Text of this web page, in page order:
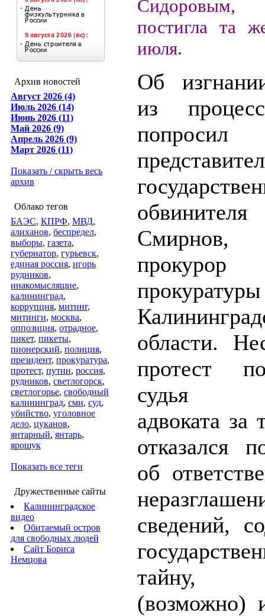
Архив новостей
Август 2026 (4)
Июль 2026 (14)
Июнь 2026 (11)
Май 2026 (9)
Апрель 2026 (9)
Март 2026 (11)
Показать / скрыть весь
архив
Облако тегов
БАЭС, КПРФ, МВД,
алиханов, беспредел,
выборы, газета,
губернатор, гурьевск,
единая россия, игорь
рудников,
инакомыслящие,
калининград,
коррупция, митинг,
митинги, москва,
оппозиция, отрадное,
пикет, пикеты,
пионерский, полиция,
президент, прокуратура,
протест, путин, россия,
рудников, светлогорск,
светлогорье, свободный
калининград, сми, суд,
убийство, уголовное
дело, цуканов,
янтарный, янтарь,
ярошук
Показать все теги
Дружественные сайты
Калининградское
видео
Обитаемый остров
для свободных людей
Сайт Бориса
Немцова
Сидоровым,
постигла та
июля.
Об
из
попросил
Смирнов,
прокуратуры
области.
протест
судья
адвоката за
отказался
об
сведений,
тайну,
(возможно)